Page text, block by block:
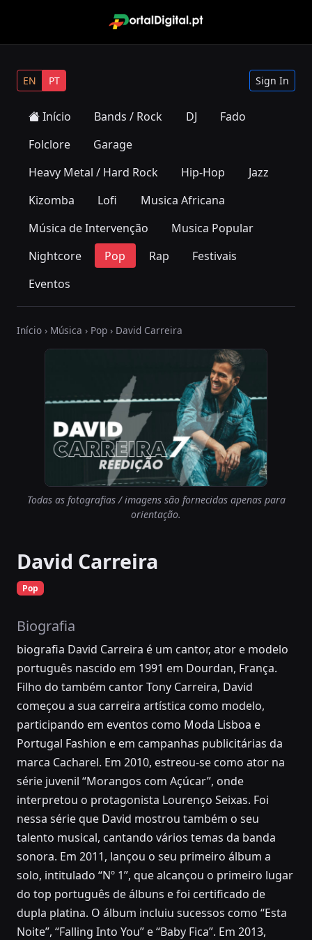
EN PT Sign In
Início Bands / Rock DJ
Fado
Folclore
Garage
Heavy Metal / Hard Rock
Hip-Hop
Jazz
Kizomba
Lofi
Musica Africana
Música de Intervenção
Musica Popular
Nightcore
Pop Rap
Festivais
Eventos
Início › Música › Pop › David Carreira
Todas as fotografias / imagens são fornecidas apenas para
orientação.
David Carreira
Pop
Biografia
biografia David Carreira é um cantor, ator e modelo
português nascido em 1991 em Dourdan, França.
Filho do também cantor Tony Carreira, David
começou a sua carreira artística como modelo,
participando em eventos como Moda Lisboa e
Portugal Fashion e em campanhas publicitárias da
marca Cacharel. Em 2010, estreou-se como ator na
série juvenil “Morangos com Açúcar”, onde
interpretou o protagonista Lourenço Seixas. Foi
nessa série que David mostrou também o seu
talento musical, cantando vários temas da banda
sonora. Em 2011, lançou o seu primeiro álbum a
solo, intitulado “Nº 1”, que alcançou o primeiro lugar
do top português de álbuns e foi certificado de
dupla platina. O álbum incluiu sucessos como “Esta
Noite”, “Falling Into You” e “Baby Fica”. Em 2013,